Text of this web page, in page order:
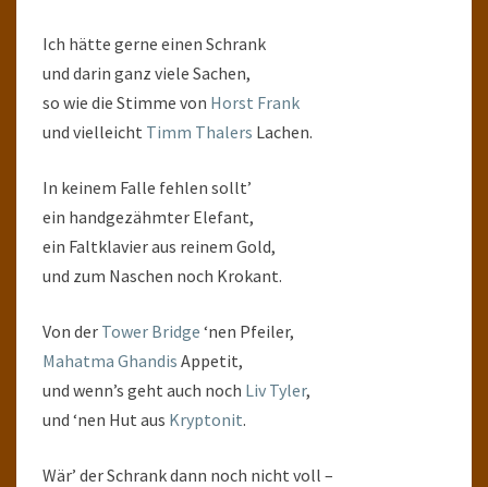
Ich hätte gerne einen Schrank
und darin ganz viele Sachen,
so wie die Stimme von Horst Frank
und vielleicht Timm Thalers Lachen.
In keinem Falle fehlen sollt’
ein handgezähmter Elefant,
ein Faltklavier aus reinem Gold,
und zum Naschen noch Krokant.
Von der Tower Bridge ‘nen Pfeiler,
Mahatma Ghandis Appetit,
und wenn’s geht auch noch Liv Tyler,
und ‘nen Hut aus Kryptonit.
Wär’ der Schrank dann noch nicht voll –